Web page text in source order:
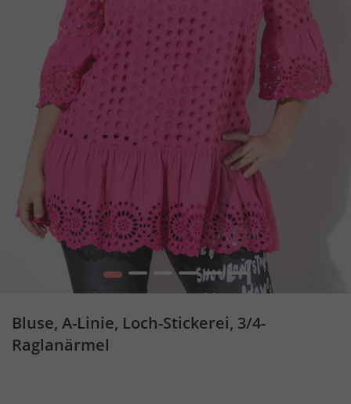
1 2 3 4 5 6
Bluse, A-Linie, Loch-Stickerei, 3/4-
Raglanärmel